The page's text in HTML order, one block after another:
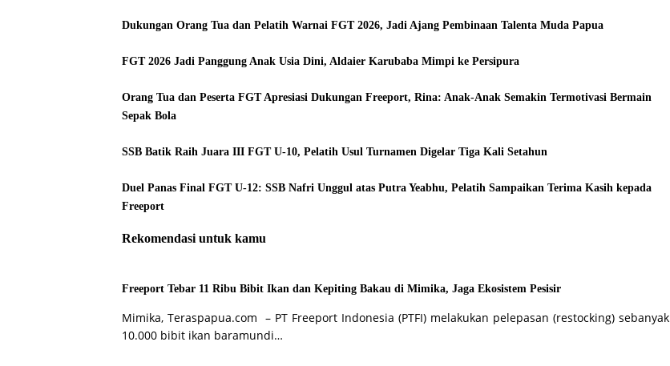
Dukungan Orang Tua dan Pelatih Warnai FGT 2026, Jadi Ajang Pembinaan Talenta Muda Papua
FGT 2026 Jadi Panggung Anak Usia Dini, Aldaier Karubaba Mimpi ke Persipura
Orang Tua dan Peserta FGT Apresiasi Dukungan Freeport, Rina: Anak-Anak Semakin Termotivasi Bermain
Sepak Bola
SSB Batik Raih Juara III FGT U-10, Pelatih Usul Turnamen Digelar Tiga Kali Setahun
Duel Panas Final FGT U-12: SSB Nafri Unggul atas Putra Yeabhu, Pelatih Sampaikan Terima Kasih kepada
Freeport
Rekomendasi untuk kamu
Freeport Tebar 11 Ribu Bibit Ikan dan Kepiting Bakau di Mimika, Jaga Ekosistem Pesisir
Mimika, Teraspapua.com – PT Freeport Indonesia (PTFI) melakukan pelepasan (restocking) sebanyak
10.000 bibit ikan baramundi…